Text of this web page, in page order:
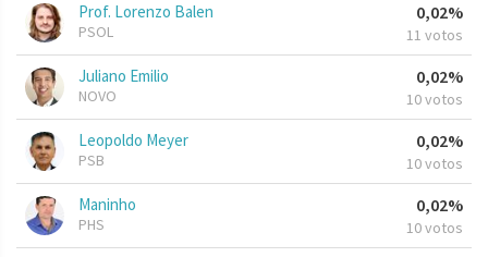
Prof. Lorenzo Balen
PSOL
0,02%
11 votos
Juliano Emilio
NOVO
0,02%
10 votos
Leopoldo Meyer
PSB
0,02%
10 votos
Maninho
PHS
0,02%
10 votos